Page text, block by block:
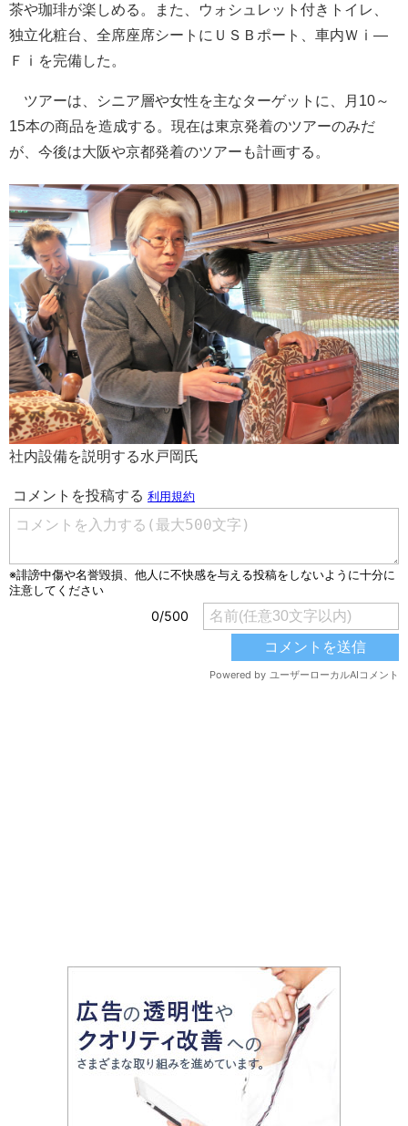
茶や珈琲が楽しめる。また、ウォシュレット付きトイレ、
独立化粧台、全席座席シートにＵＳＢポート、車内Ｗⅰ―
Ｆⅰを完備した。
ツアーは、シニア層や女性を主なターゲットに、月10～
15本の商品を造成する。現在は東京発着のツアーのみだ
が、今後は大阪や京都発着のツアーも計画する。
社内設備を説明する水戸岡氏